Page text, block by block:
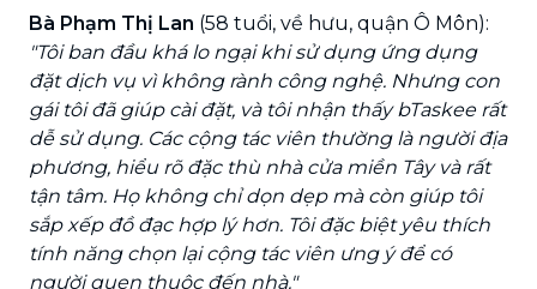
Bà Phạm Thị Lan (58 tuổi, về hưu, quận Ô Môn):
"Tôi ban đầu khá lo ngại khi sử dụng ứng dụng
đặt dịch vụ vì không rành công nghệ. Nhưng con
gái tôi đã giúp cài đặt, và tôi nhận thấy bTaskee rất
dễ sử dụng. Các cộng tác viên thường là người địa
phương, hiểu rõ đặc thù nhà cửa miền Tây và rất
tận tâm. Họ không chỉ dọn dẹp mà còn giúp tôi
sắp xếp đồ đạc hợp lý hơn. Tôi đặc biệt yêu thích
tính năng chọn lại cộng tác viên ưng ý để có
người quen thuộc đến nhà."